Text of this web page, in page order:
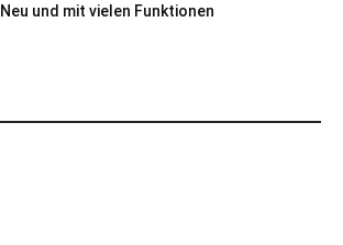
Neu und mit vielen Funktionen